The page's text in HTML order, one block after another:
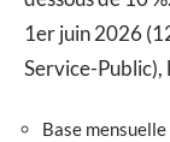
1er juin 2026
Service-Public),
Base